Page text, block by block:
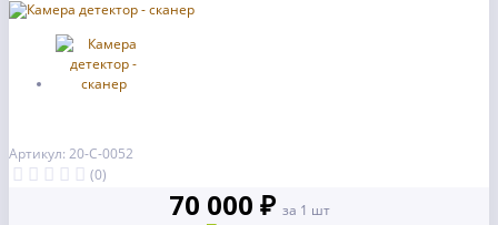
Артикул: 20-С-0052
(0)
70 000 ₽ за 1 шт